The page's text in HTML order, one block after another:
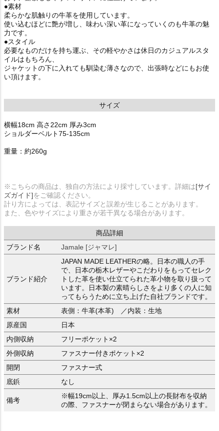
●素材
柔らかな肌触りの牛革を使用しています。
使い込むほどに艶が増し、味わい深い革になっていくのも牛革の魅
力です。
●スタイル
必要なものだけを持ち運ぶ、その軽やかさは休日のカジュアルスタ
イルはもちろん、
ジャケットの下に入れても馴染む薄さなので、出張時などにもお使
い頂けます。
サイズ
横幅18cm 高さ22cm 厚み3cm
ショルダーベルト75-135cm
重量：約260g
※こちらの商品は、独自の方法により採寸しています。詳細は[サイ
ズガイド]をご確認ください。
計り方によっては、表記サイズと誤差が生じることがあります。
また、色やサイズにより重さが若干異なる場合があります。
商品詳細
ブランド名
Jamale [ジャマレ]
ブランド紹介
JAPAN MADE LEATHERの略。日本の職人の手
で、日本の栃木レザーやこだわりをもってセレク
トした革を使い仕立てられた革小物を取り扱って
います。日本製の素晴らしさをより多くの人に知
ってもらうために立ち上げた自社ブランドです。
素材
表側：牛革(本革) ／内装：生地
原産国
日本
内側収納
フリーポケット×2
外側収納
ファスナー付きポケット×2
開閉
ファスナー式
底鋲
なし
備考
※幅19cm以上、厚み1.5cm以上の長財布を収納
の際、ファスナーが閉まらない場合があります。